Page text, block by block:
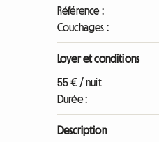
Référence :
Couchages :
Loyer et conditions
55 € / nuit
Durée :
Description